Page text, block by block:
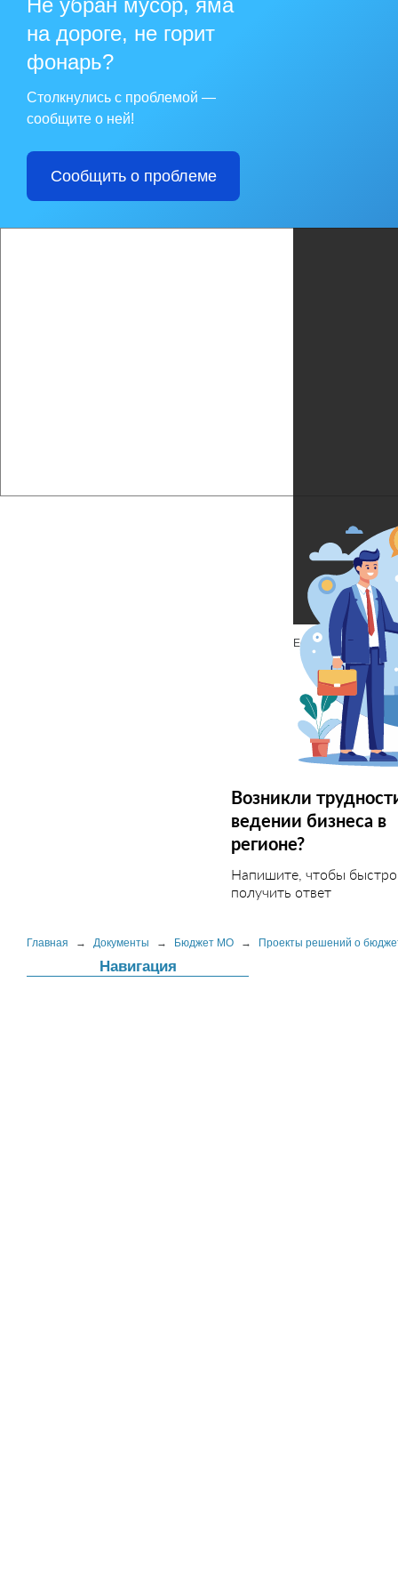
Не убран мусор, яма
на дороге, не горит
фонарь?
Столкнулись с проблемой —
сообщите о ней!
Сообщить о проблеме
Возникли
ведении бизнеса в
регионе?
Напишите, чтобы быстро
получить ответ
Главная → Документы → Бюджет МО → Проекты решений о
Навигация
Если файл не